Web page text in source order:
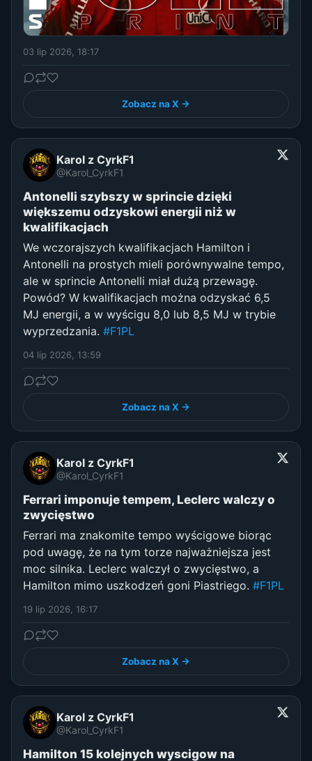
03 lip 2026, 18:17
Zobacz na X →
Karol z CyrkF1
@Karol_CyrkF1
Antonelli szybszy w sprincie dzięki
większemu odzyskowi energii niż w
kwalifikacjach
We wczorajszych kwalifikacjach Hamilton i
Antonelli na prostych mieli porównywalne tempo,
ale w sprincie Antonelli miał dużą przewagę.
Powód? W kwalifikacjach można odzyskać 6,5
MJ energii, a w wyścigu 8,0 lub 8,5 MJ w trybie
wyprzedzania. #F1PL
04 lip 2026, 13:59
Zobacz na X →
Karol z CyrkF1
@Karol_CyrkF1
Ferrari imponuje tempem, Leclerc walczy o
zwycięstwo
Ferrari ma znakomite tempo wyścigowe biorąc
pod uwagę, że na tym torze najważniejsza jest
moc silnika. Leclerc walczył o zwycięstwo, a
Hamilton mimo uszkodzeń goni Piastriego. #F1PL
19 lip 2026, 16:17
Zobacz na X →
Karol z CyrkF1
@Karol_CyrkF1
Hamilton 15 kolejnych wyscigow na